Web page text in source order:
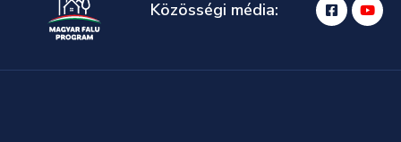
Közösségi média: